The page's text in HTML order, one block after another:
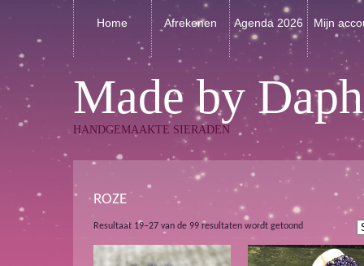
Home Afrekenen Agenda 2026 Mijn
Made by
HANDGEMAAKTE SIERADEN
ROZE
Resultaat 19–27 van de 99 resultaten wordt getoond Gesorteerd
nieuwste